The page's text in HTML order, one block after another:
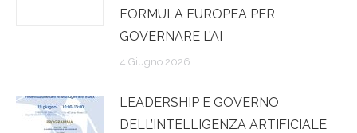
FORMULA EUROPEA PER
GOVERNARE L’AI
4 Giugno 2026
LEADERSHIP E GOVERNO
DELL’INTELLIGENZA ARTIFICIALE